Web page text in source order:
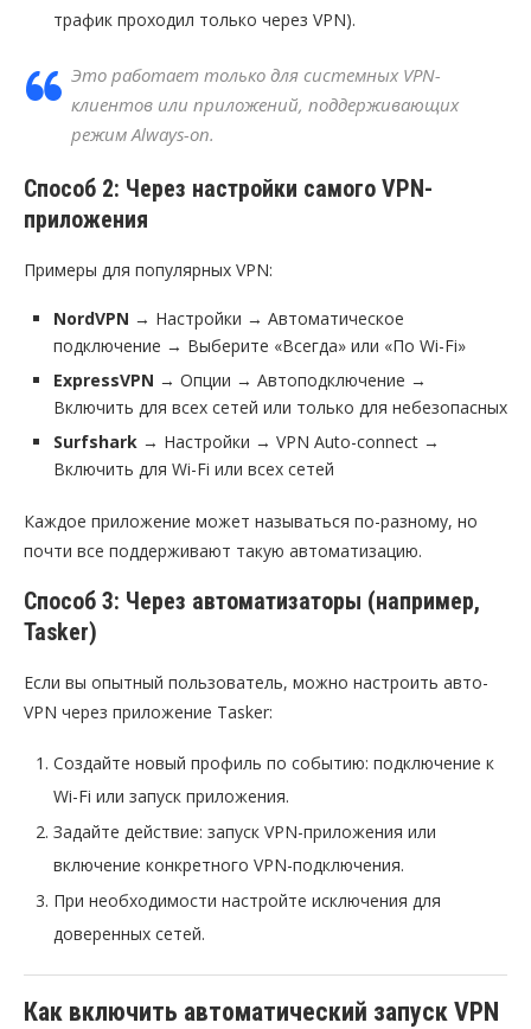
трафик проходил только через VPN).
Это работает только для системных VPN-
клиентов или приложений, поддерживающих
режим Always-on.
Способ 2: Через настройки самого VPN-
приложения
Примеры для популярных VPN:
NordVPN → Настройки → Автоматическое
подключение → Выберите «Всегда» или «По Wi-Fi»
ExpressVPN → Опции → Автоподключение →
Включить для всех сетей или только для небезопасных
Surfshark → Настройки → VPN Auto-connect →
Включить для Wi-Fi или всех сетей
Каждое приложение может называться по-разному, но
почти все поддерживают такую автоматизацию.
Способ 3: Через автоматизаторы (например,
Tasker)
Если вы опытный пользователь, можно настроить авто-
VPN через приложение Tasker:
Создайте новый профиль по событию: подключение к
Wi-Fi или запуск приложения.
Задайте действие: запуск VPN-приложения или
включение конкретного VPN-подключения.
При необходимости настройте исключения для
доверенных сетей.
Как включить автоматический запуск VPN